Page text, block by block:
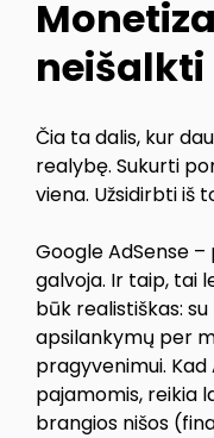
Čia ta dalis, kur
realybę. Sukurti
viena. Užsidirbti iš
Google AdSense
galvoja. Ir taip, tai
būk realistiškas:
apsilankymų per
pragyvenimui.
pajamomis, reikia
brangios nišos